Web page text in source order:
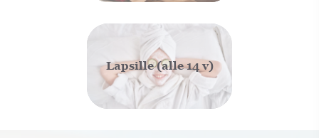
Lapsille (alle 14 v)